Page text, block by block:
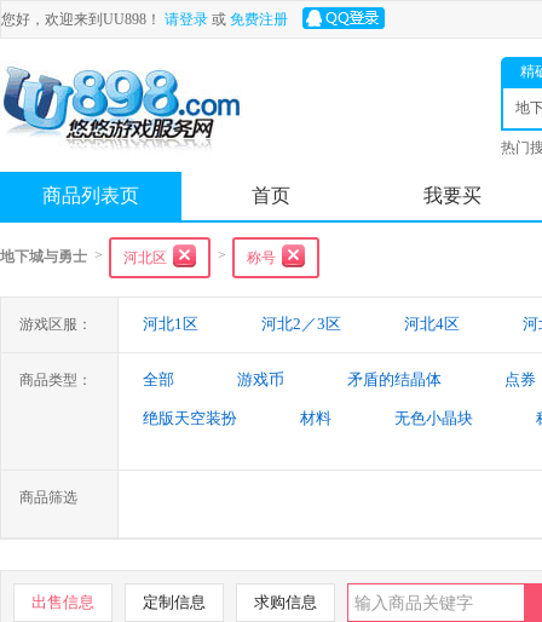
您好，欢迎来到UU898！ 请登录 或 免费注册
精
地
士
热门
商品列表页 首页 我要买
地下城与勇士 > 河北区 > 称号
游戏区服： 河北1区 河北2／3区 河北4区 河
商品类型： 全部 游戏币 矛盾的结晶体 点券
绝版天空装扮 材料 无色小晶块
商品筛选
出售信息 定制信息 求购信息